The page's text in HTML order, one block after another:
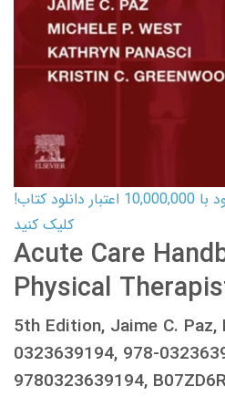
کارت اعتباری کتاب دانلود با 10,000,000 اعتبار دانلود کتاب!
کلیک کنید
Acute Care
Physical
5th Edition, Jaime C.
0323639194, 978-
9780323639194,